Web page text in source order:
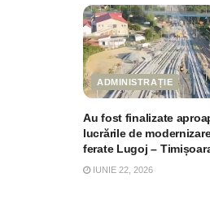
ADMINISTRAȚIE
Au fost finalizate
lucrările de
ferate Lugoj –
IUNIE 22, 2026